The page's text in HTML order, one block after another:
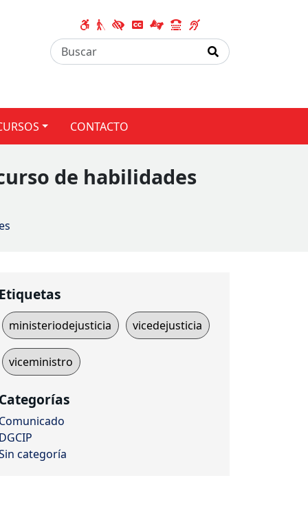
CONTACTO
de habilidades
Etiquetas
ministeriodejusticia vicedejusticia
viceministro
Categorías
Comunicado
DGCIP
categoría